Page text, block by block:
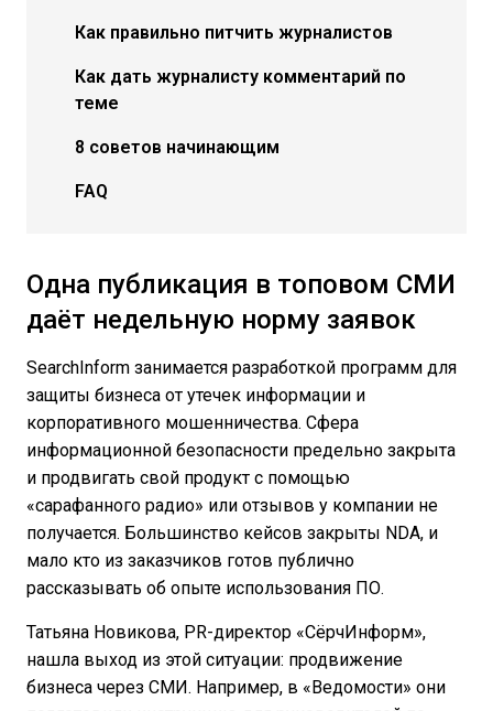
Как правильно питчить журналистов
Как дать журналисту комментарий по
теме
8 советов начинающим
FAQ
Одна публикация в топовом СМИ
даёт недельную норму заявок
SearchInform занимается разработкой программ для
защиты бизнеса от утечек информации и
корпоративного мошенничества. Сфера
информационной безопасности предельно закрыта
и продвигать свой продукт с помощью
«сарафанного радио» или отзывов у компании не
получается. Большинство кейсов закрыты NDA, и
мало кто из заказчиков готов публично
рассказывать об опыте использования ПО.
Татьяна Новикова, PR-директор «СёрчИнформ»,
нашла выход из этой ситуации: продвижение
бизнеса через СМИ. Например, в «Ведомости» они